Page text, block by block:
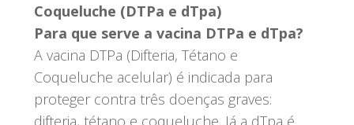
Coqueluche (DTPa e dTpa)
Para que serve a vacina DTPa e dTpa?
A vacina DTPa (Difteria, Tétano e
Coqueluche acelular) é indicada para
proteger contra três doenças graves:
difteria, tétano e coqueluche. Já a dTpa é